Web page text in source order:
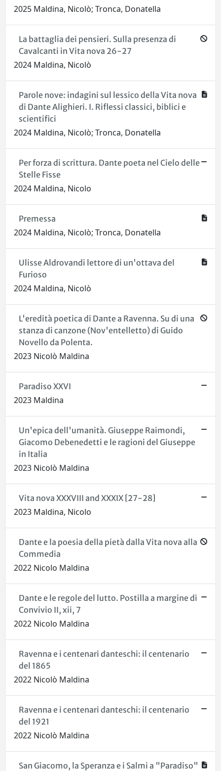
2025 Maldina, Nicolò; Tronca, Donatella
La battaglia dei pensieri. Sulla presenza di
Cavalcanti in Vita nova 26-27
2024 Maldina, Nicolò
Parole nove: indagini sul lessico della Vita nova
di Dante Alighieri. I. Riflessi classici, biblici e
scientifici
2024 Maldina, Nicolò; Tronca, Donatella
Per forza di scrittura. Dante poeta nel Cielo delle
Stelle Fisse
2024 Maldina, Nicolo
Premessa
2024 Maldina, Nicolò; Tronca, Donatella
Ulisse Aldrovandi lettore di un'ottava del
Furioso
2024 Maldina, Nicolò
L'eredità poetica di Dante a Ravenna. Su di una
stanza di canzone (Nov'entelletto) di Guido
Novello da Polenta.
2023 Nicolò Maldina
Paradiso XXVI
2023 Maldina
Un'epica dell'umanità. Giuseppe Raimondi,
Giacomo Debenedetti e le ragioni del Giuseppe
in Italia
2023 Nicolò Maldina
Vita nova XXXVIII and XXXIX [27-28]
2023 Maldina, Nicolo
Dante e la poesia della pietà dalla Vita nova alla
Commedia
2022 Nicolo Maldina
Dante e le regole del lutto. Postilla a margine di
Convivio II, xii, 7
2022 Nicolo Maldina
Ravenna e i centenari danteschi: il centenario
del 1865
2022 Nicolò Maldina
Ravenna e i centenari danteschi: il centenario
del 1921
2022 Nicolò Maldina
San Giacomo, la Speranza e i Salmi a "Paradiso"